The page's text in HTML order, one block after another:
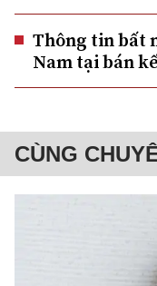
Thông tin bất
Nam tại bán
CÙNG